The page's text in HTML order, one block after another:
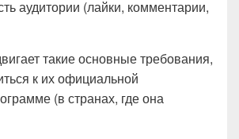
аудитории (лайки, комментарии,
такие основные требования,
к их официальной
(в странах, где она